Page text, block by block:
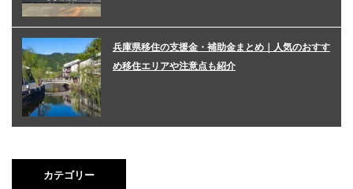
兵庫県移住の支援金・補助金まとめ｜人気のおすす
め移住エリアや注意点も紹介
カテゴリー